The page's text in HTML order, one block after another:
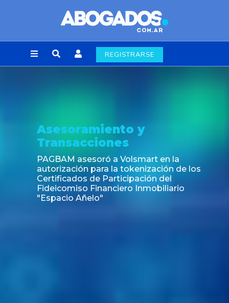
REGISTRARSE
y
asesoró a Volsmart en la
para la tokenización de los
de Participación del
Financiero Inmobiliario
Añelo"